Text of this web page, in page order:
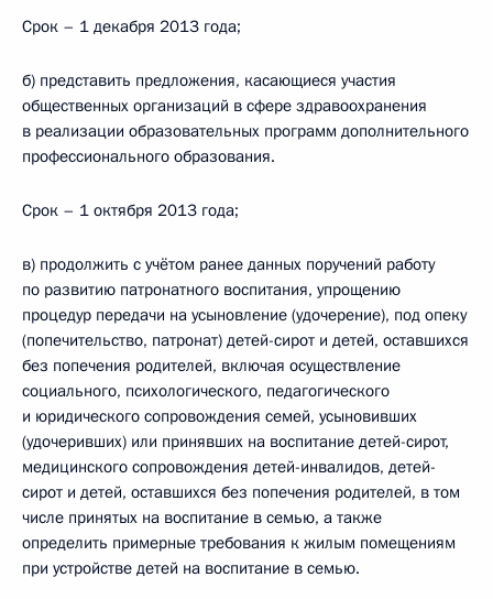
Срок – 1 декабря 2013 года;
б) представить предложения, касающиеся участия
общественных организаций в сфере здравоохранения
в реализации образовательных программ дополнительного
профессионального образования.
Срок – 1 октября 2013 года;
в) продолжить с учётом ранее данных поручений работу
по развитию патронатного воспитания, упрощению
процедур передачи на усыновление (удочерение), под опеку
(попечительство, патронат) детей-сирот и детей, оставшихся
без попечения родителей, включая осуществление
социального, психологического, педагогического
и юридического сопровождения семей, усыновивших
(удочеривших) или принявших на воспитание детей-сирот,
медицинского сопровождения детей-инвалидов, детей-
сирот и детей, оставшихся без попечения родителей, в том
числе принятых на воспитание в семью, а также
определить примерные требования к жилым помещениям
при устройстве детей на воспитание в семью.